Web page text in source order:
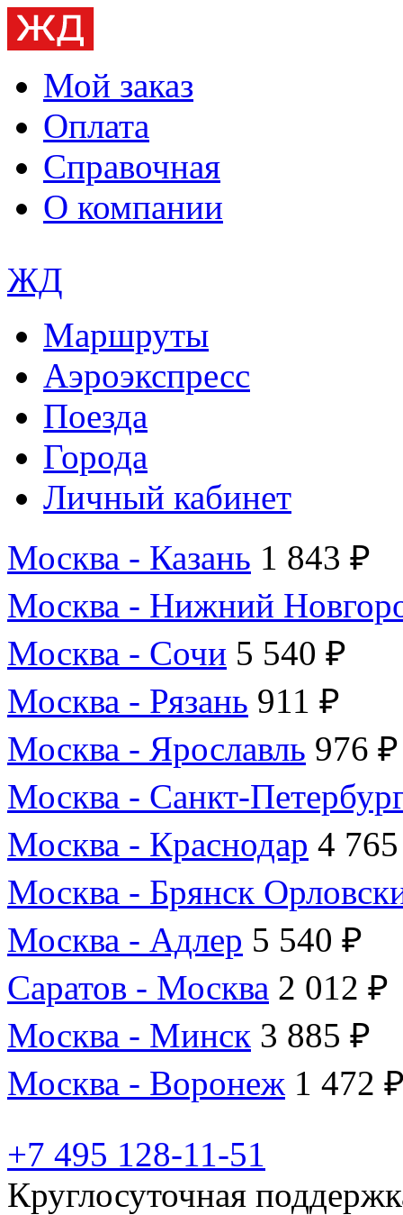
Мой заказ
Оплата
Справочная
О компании
ЖД
Маршруты
Аэроэкспресс
Поезда
Города
Личный кабинет
Москва - Казань 1 843 ₽
Москва - Нижний
Москва - Сочи 5 540 ₽
Москва - Рязань 911 ₽
Москва - Ярославль 976 ₽
Москва - Санкт-
Москва - Краснодар 4
Москва - Брянск
Москва - Адлер 5 540 ₽
Саратов - Москва 2 012 ₽
Москва - Минск 3 885 ₽
Москва - Воронеж 1 472
+7 495 128-11-51
Круглосуточная